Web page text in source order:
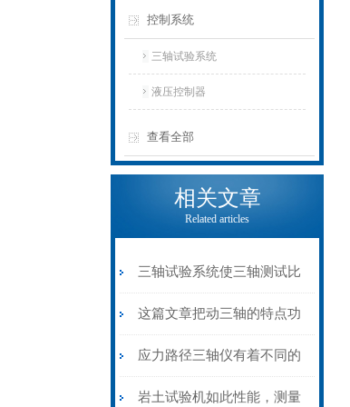
控制系统
三轴试验系统
液压控制器
查看全部
相关文章
Related articles
三轴试验系统使三轴测试比
以前变得更容易了
这篇文章把动三轴的特点功
能介绍的很全面了
应力路径三轴仪有着不同的
土壤应力路径测试方法
岩土试验机如此性能，测量